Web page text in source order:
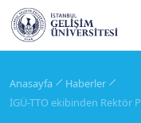
Anasayfa
Haberler
İGÜ-TTO ekibinden Rektör